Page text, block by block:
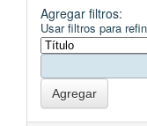
Agregar filtros:
Usar filtros para